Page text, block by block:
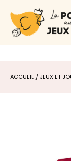
contenu
ACCUEIL / JEUX ET